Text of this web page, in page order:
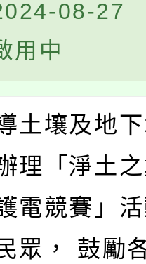
08-27
用中
土壤及地
理「淨土
電競賽」
眾， 鼓勵